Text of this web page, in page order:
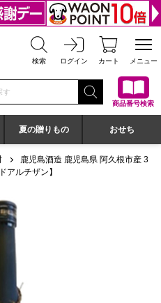
お届け イオンショップ
検索 ログイン カート メニュー
てください
商品番号検索
夏の贈りもの おせち
鹿児島酒造 鹿児島県 阿久根市産 3
アルチザン】
3年貯蔵ブレンド・安納紅